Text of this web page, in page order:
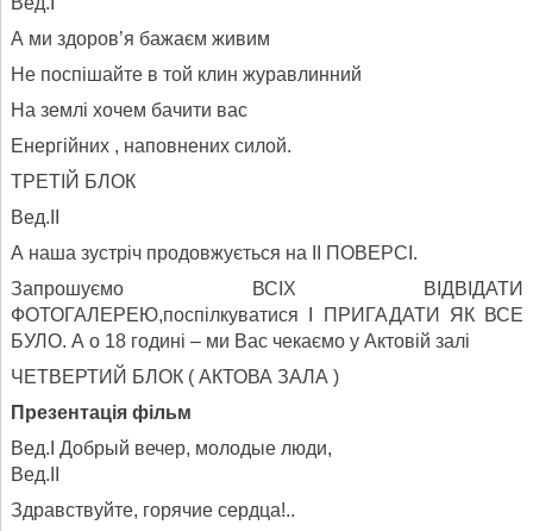
А ми здоров’я бажаєм живим
Не поспішайте в той клин журавлинний
На землі хочем бачити вас
Енергійних , наповнених силой.
ТРЕТІЙ БЛОК
Вед.ІІ
А наша зустріч продовжується на ІІ ПОВЕРСІ.
Запрошуємо ВСІХ ВІДВІДАТИ
ФОТОГАЛЕРЕЮ,поспілкуватися І ПРИГАДАТИ ЯК ВСЕ
БУЛО. А о 18 годині – ми Вас чекаємо у Актовій залі
ЧЕТВЕРТИЙ БЛОК ( АКТОВА ЗАЛА )
Презентація фільм
Вед.І Добрый вечер, молодые люди,
Вед.ІІ
Здравствуйте, горячие сердца!..